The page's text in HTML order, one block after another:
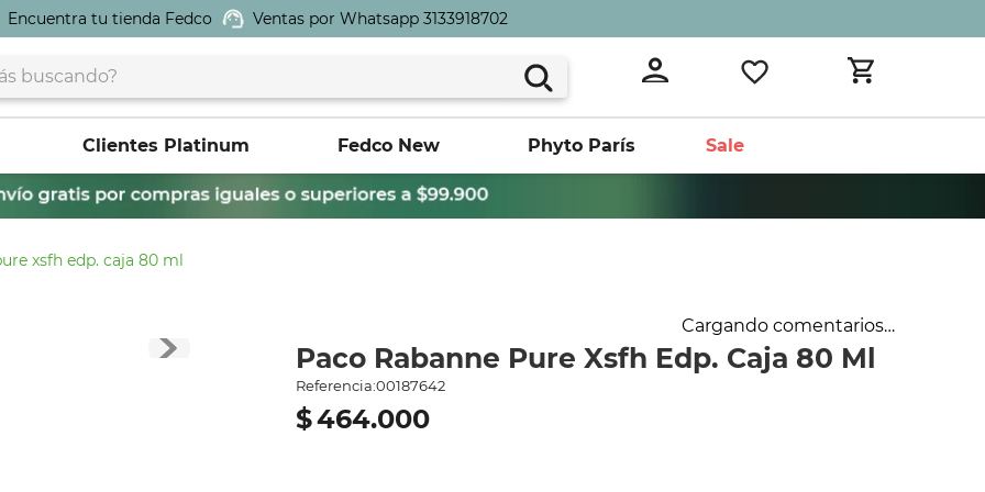
Encuentra tu tienda Fedco Ventas por Whatsapp 3133918702
Clientes Platinum Fedco New Phyto París Sale
xsfh edp. caja 80 ml
Cargando comentarios…
Paco Rabanne Pure Xsfh Edp. Caja 80 Ml
Referencia:00187642
$464.000